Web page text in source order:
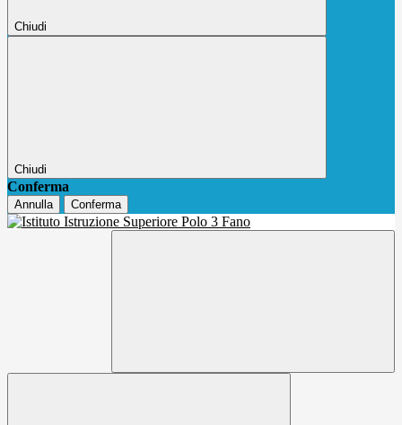
Chiudi
Chiudi
Conferma
Annulla Conferma